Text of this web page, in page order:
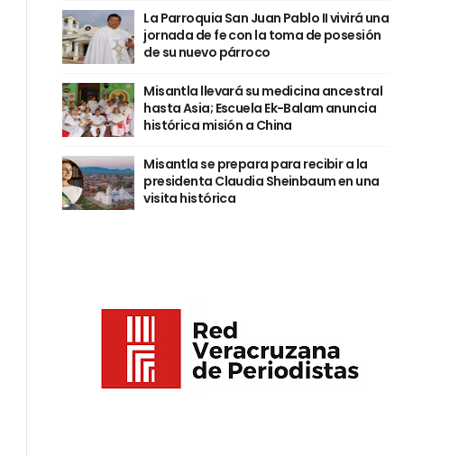
La Parroquia San Juan Pablo II vivirá una
jornada de fe con la toma de posesión
de su nuevo párroco
Misantla llevará su medicina ancestral
hasta Asia; Escuela Ek-Balam anuncia
histórica misión a China
Misantla se prepara para recibir a la
presidenta Claudia Sheinbaum en una
visita histórica